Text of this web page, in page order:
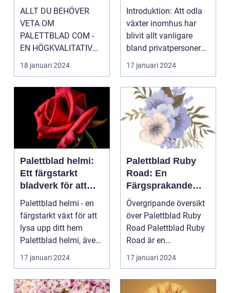
trendig
inomhusväxt
ALLT DU BEHÖVER
VETA OM
PALETTBLAD COM -
EN HÖGKVALITATIV
ÖVERSIKT Introduktion
Palettblad com, ell...
18 januari 2024
Populära
Inomhusväxter
Introduktion: Att odla
växter inomhus har
blivit allt vanligare
bland privatpersoner
för att skapa e...
17 januari 2024
Palettblad helmi:
Ett färgstarkt
bladverk för att
lysa upp ditt hem
Palettblad helmi - en
färgstarkt växt för att
lysa upp ditt hem
Palettblad helmi, även
känt som col...
17 januari 2024
Palettblad Ruby
Road: En
Färgsprakande
Favorit för
Hemmet
Övergripande översikt
över Palettblad Ruby
Road Palettblad Ruby
Road är en
prydnadsväxt som har
bli...
17 januari 2024